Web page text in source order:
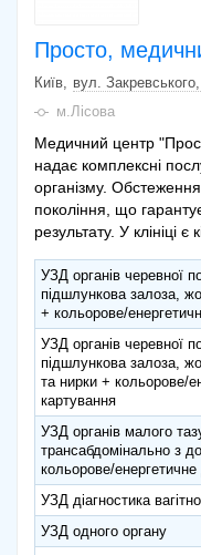
Просто,
Київ вул.
м.Лісова
Медичний центр
надає комплексні
організму.
покоління, що
результату. У клініці є
УЗД органів черевної
підшлункова залоза,
+ кольорове/
УЗД органів черевної
підшлункова залоза,
та нирки + кольорове/
картування
УЗД органів малого
трансабдомінально з
кольорове/
УЗД діагностика
УЗД одного органу